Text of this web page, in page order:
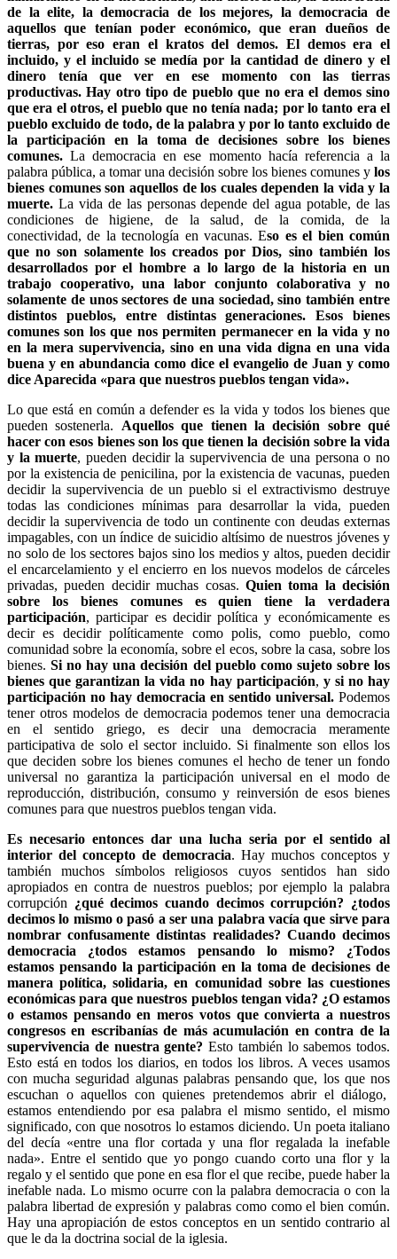
de la elite, la democracia de los mejores, la democracia de
aquellos que tenían poder económico, que eran dueños de
tierras, por eso eran el kratos del demos. El demos era el
incluido, y el incluido se medía por la cantidad de dinero y el
dinero tenía que ver en ese momento con las tierras
productivas. Hay otro tipo de pueblo que no era el demos sino
que era el otros, el pueblo que no tenía nada; por lo tanto era el
pueblo excluido de todo, de la palabra y por lo tanto excluido de
la participación en la toma de decisiones sobre los bienes
comunes.La democracia en ese momento hacía referencia a la
palabra pública, a tomar una decisión sobre los bienes comunes y los
bienes comunes son aquellos de los cuales dependen la vida y la
muerte. La vida de las personas depende del agua potable, de las
condiciones de higiene, de la salud, de la comida, de la
conectividad, de la tecnología en vacunas. Eso es el bien común
que no son solamente los creados por Dios, sino también los
desarrollados por el hombre a lo largo de la historia en un
trabajo cooperativo, una labor conjunto colaborativa y no
solamente de unos sectores de una sociedad, sino también entre
distintos pueblos, entre distintas generaciones. Esos bienes
comunes son los que nos permiten permanecer en la vida y no
en la mera supervivencia, sino en una vida digna en una vida
buena y en abundancia como dice el evangelio de Juan y como
dice Aparecida «para que nuestros pueblos tengan vida».
Lo que está en común a defender es la vida y todos los bienes que
pueden sostenerla. Aquellos que tienen la decisión sobre qué
hacer con esos bienes son los que tienen la decisión sobre la vida
y la muerte, pueden decidir la supervivencia de una persona o no
por la existencia de penicilina, por la existencia de vacunas, pueden
decidir la supervivencia de un pueblo si el extractivismo destruye
todas las condiciones mínimas para desarrollar la vida, pueden
decidir la supervivencia de todo un continente con deudas externas
impagables, con un índice de suicidio altísimo de nuestros jóvenes y
no solo de los sectores bajos sino los medios y altos, pueden decidir
el encarcelamiento y el encierro en los nuevos modelos de cárceles
privadas, pueden decidir muchas cosas. Quien toma la decisión
sobre los bienes comunes es quien tiene la verdadera
participación, participar es decidir política y económicamente es
decir es decidir políticamente como polis, como pueblo, como
comunidad sobre la economía, sobre el ecos, sobre la casa, sobre los
bienes. Si no hay una decisión del pueblo como sujeto sobre los
bienes que garantizan la vida no hay participación, y si no hay
participación no hay democracia en sentido universal. Podemos
tener otros modelos de democracia podemos tener una democracia
en el sentido griego, es decir una democracia meramente
participativa de solo el sector incluido. Si finalmente son ellos los
que deciden sobre los bienes comunes el hecho de tener un fondo
universal no garantiza la participación universal en el modo de
reproducción, distribución, consumo y reinversión de esos bienes
comunes para que nuestros pueblos tengan vida.
Es necesario entonces dar una lucha seria por el sentido al
interior del concepto de democracia. Hay muchos conceptos y
también muchos símbolos religiosos cuyos sentidos han sido
apropiados en contra de nuestros pueblos; por ejemplo la palabra
corrupción ¿qué decimos cuando decimos corrupción? ¿todos
decimos lo mismo o pasó a ser una palabra vacía que sirve para
nombrar confusamente distintas realidades? Cuando decimos
democracia ¿todos estamos pensando lo mismo? ¿Todos
estamos pensando la participación en la toma de decisiones de
manera política, solidaria, en comunidad sobre las cuestiones
económicas para que nuestros pueblos tengan vida? ¿O estamos
o estamos pensando en meros votos que convierta a nuestros
congresos en escribanías de más acumulación en contra de la
supervivencia de nuestra gente? Esto también lo sabemos todos.
Esto está en todos los diarios, en todos los libros. A veces usamos
con mucha seguridad algunas palabras pensando que, los que nos
escuchan o aquellos con quienes pretendemos abrir el diálogo,
estamos entendiendo por esa palabra el mismo sentido, el mismo
significado, con que nosotros lo estamos diciendo. Un poeta italiano
del decía «entre una flor cortada y una flor regalada la inefable
nada». Entre el sentido que yo pongo cuando corto una flor y la
regalo y el sentido que pone en esa flor el que recibe, puede haber la
inefable nada. Lo mismo ocurre con la palabra democracia o con la
palabra libertad de expresión y palabras como como el bien común.
Hay una apropiación de estos conceptos en un sentido contrario al
que le da la doctrina social de la iglesia.